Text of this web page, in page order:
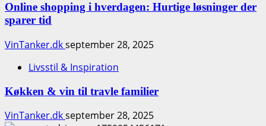
Online shopping i hverdagen: Hurtige løsninger der
sparer tid
VinTanker.dkseptember 28, 2025
Livsstil & Inspiration
Køkken & vin til travle familier
VinTanker.dkseptember 28, 2025